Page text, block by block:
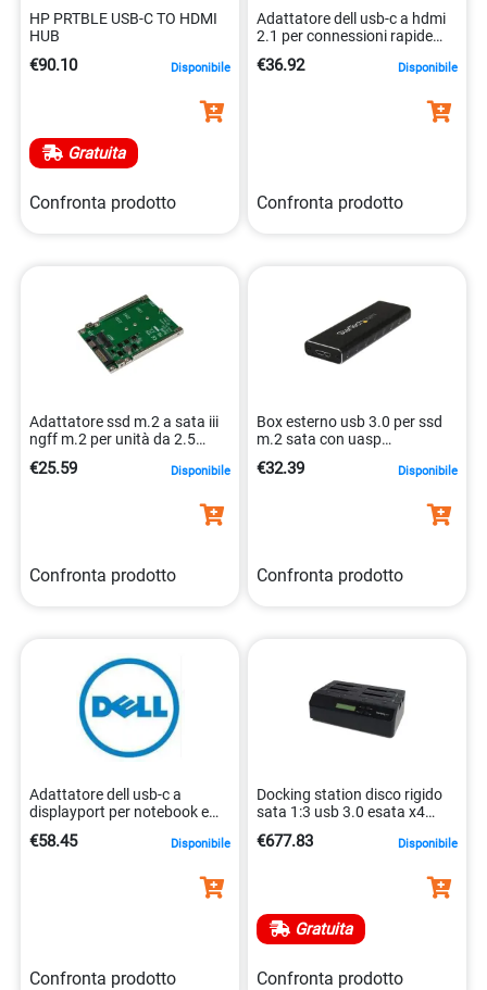
HP PRTBLE USB-C TO HDMI
HUB
€90.10 Disponibile
Gratuita
Confronta prodotto
Adattatore dell usb-c a hdmi
2.1 per connessioni rapide
€36.92 Disponibile
Confronta prodotto
Adattatore ssd m.2 a sata iii
ngff m.2 per unità da 2.5
€25.59 Disponibile
Confronta prodotto
Box esterno usb 3.0 per ssd
m.2 sata con uasp
€32.39 Disponibile
Confronta prodotto
Adattatore dell usb-c a
displayport per notebook e
€58.45 Disponibile
Confronta prodotto
Docking station disco rigido
sata 1:3 usb 3.0 esata x4
€677.83 Disponibile
Gratuita
Confronta prodotto